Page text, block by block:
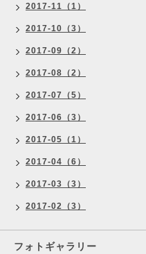
2017-11（1）
2017-10（3）
2017-09（2）
2017-08（2）
2017-07（5）
2017-06（3）
2017-05（1）
2017-04（6）
2017-03（3）
2017-02（3）
フォトギャラリー